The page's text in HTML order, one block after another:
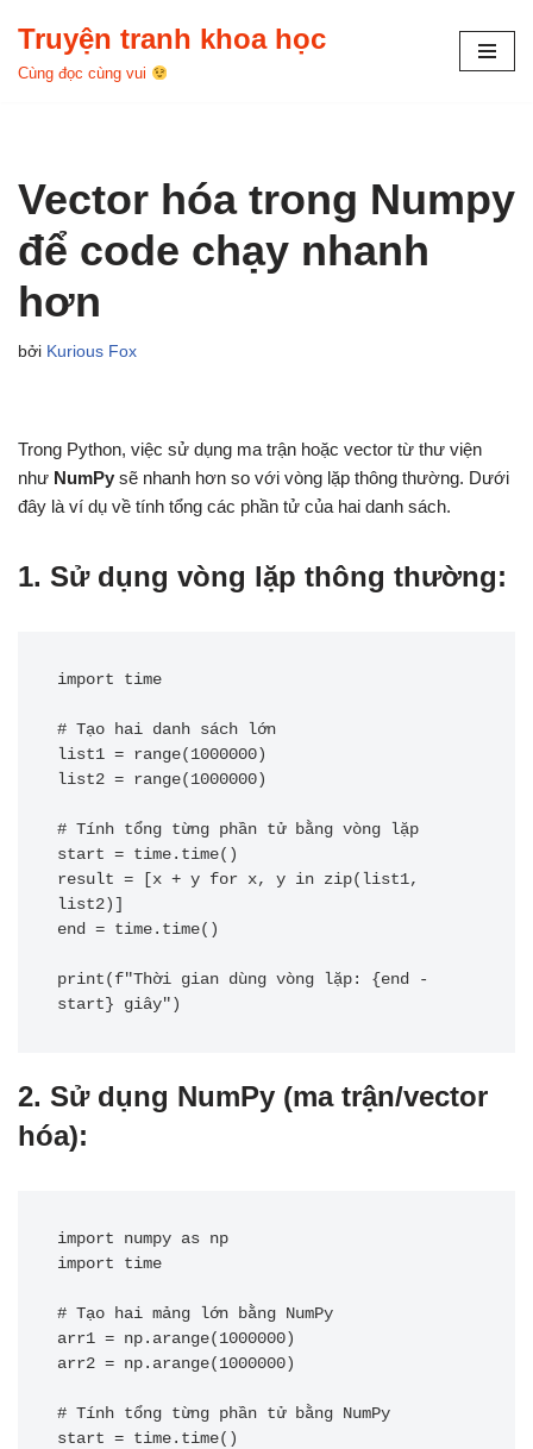
Chuyển
Truyện tranh khoa học
Cùng đọc cùng vui
Vector hóa trong Numpy
để code chạy nhanh
hơn
bởi Kurious Fox
Trong Python, việc sử dụng ma trận hoặc vector từ thư viện
như NumPy sẽ nhanh hơn so với vòng lặp thông thường. Dưới
đây là ví dụ về tính tổng các phần tử của hai danh sách.
1. Sử dụng vòng lặp thông thường:
import time
# Tạo hai danh sách lớn
list1 = range(1000000)
list2 = range(1000000)
# Tính tổng từng phần tử bằng vòng lặp
start = time.time()
result = [x + y for x, y in zip(list1,
list2)]
end = time.time()
print(f"Thời gian dùng vòng lặp: {end -
start} giây")
2. Sử dụng NumPy (ma trận/vector
hóa):
import numpy as np
import time
# Tạo hai mảng lớn bằng NumPy
arr1 = np.arange(1000000)
arr2 = np.arange(1000000)
# Tính tổng từng phần tử bằng NumPy
start = time.time()